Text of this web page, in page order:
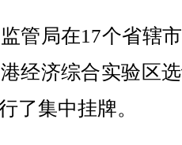
局在17个省辖
经济综合实验区
了集中挂牌。